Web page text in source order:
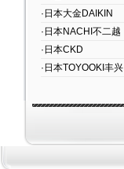
·日本大金DAIKIN
·日本NACHI不二越
·日本CKD
·日本TOYOOKI丰兴